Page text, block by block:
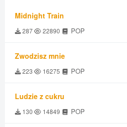
Midnight Train
287 22890 POP
Zwodzisz mnie
223 16275 POP
Ludzie z cukru
130 14849 POP